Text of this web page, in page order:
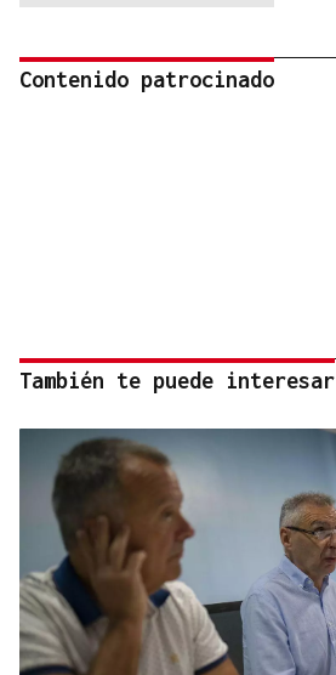
Contenido patrocinado
También te puede interesar